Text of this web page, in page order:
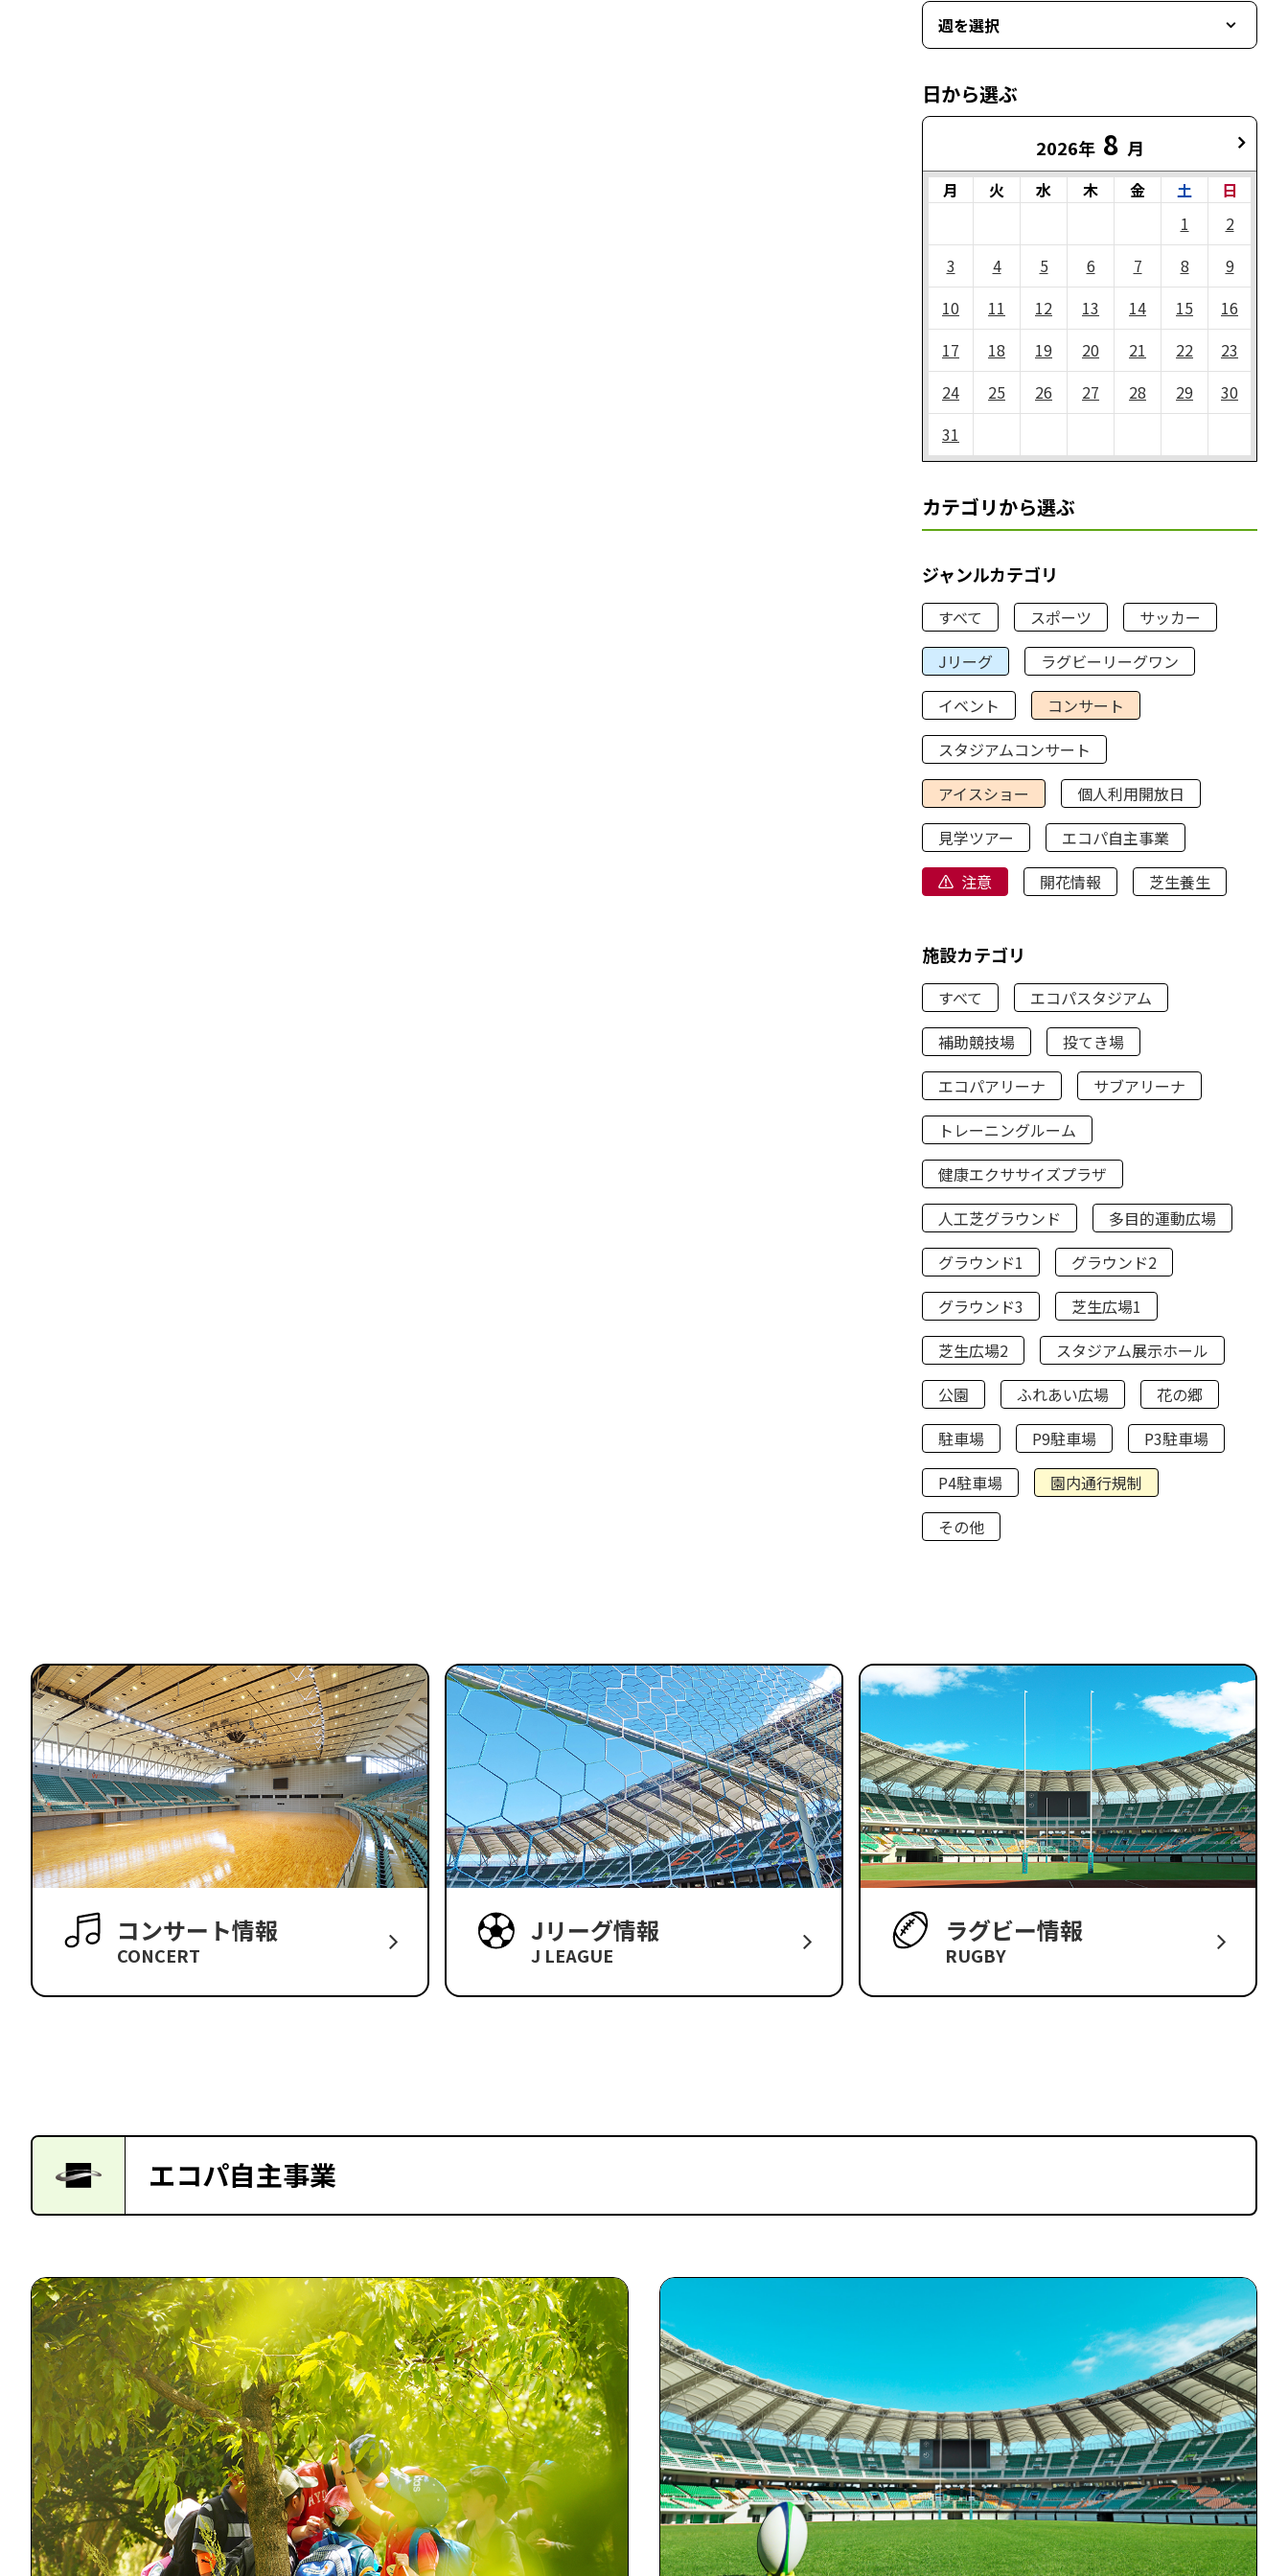
週を選択
日から選ぶ
2026年 8 月
月 火 水 木 金 土
日
1
2
3
4 5 6 7 8
9
10
11 12 13 14 15
16
17
18 19 20 21 22
23
24
25 26 27 28 29
30
31
カテゴリから選ぶ
ジャンルカテゴリ
すべて スポーツ
サッカー
Jリーグ
ラグビーリーグワン
イベント
コンサート
スタジアムコンサート
アイスショー
個人利用開放日
見学ツアー
エコパ自主事業
注意
開花情報 芝生養生
施設カテゴリ
すべて
エコパスタジアム
補助競技場
投てき場
エコパアリーナ
サブアリーナ
トレーニングルーム
健康エクササイズプラザ
人工芝グラウンド
多目的運動広場
グラウンド1
グラウンド2
グラウンド3
芝生広場1
芝生広場2
スタジアム展示ホール
公園
ふれあい広場
花の郷
駐車場
P9駐車場
P3駐車場
P4駐車場
園内通行規制
その他
コンサート情報
CONCERT
Jリーグ情報
J LEAGUE
ラグビー情報
RUGBY
エコパ自主事業